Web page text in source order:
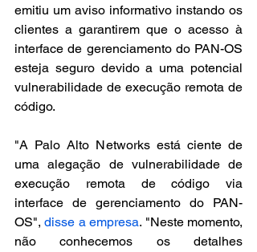
emitiu um aviso informativo instando os
clientes a garantirem que o acesso à
interface de gerenciamento do PAN-OS
esteja seguro devido a uma potencial
vulnerabilidade de execução remota de
código.
"A Palo Alto Networks está ciente de
uma alegação de vulnerabilidade de
execução remota de código via
interface de gerenciamento do PAN-
OS", disse a empresa. "Neste momento,
não conhecemos os detalhes